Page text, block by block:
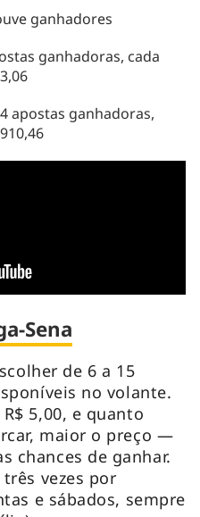
ganhadores
ganhadoras, cada
apostas ganhadoras,
Sena
de 6 a 15
no volante.
5,00, e quanto
maior o preço —
chances de ganhar.
vezes por
e sábados, sempre